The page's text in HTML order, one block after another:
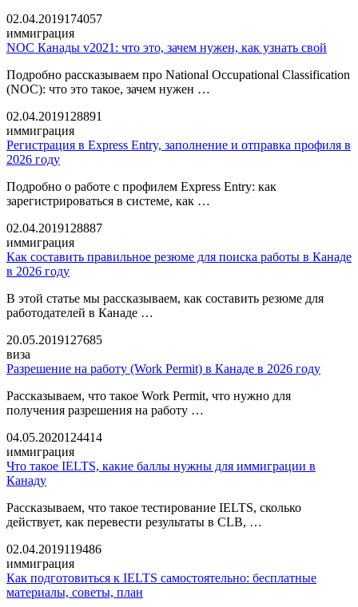
02.04.2019174057
иммиграция
NOC Канады v2021: что это, зачем нужен, как узнать свой
Подробно рассказываем про National Occupational Classification
(NOC): что это такое, зачем нужен …
02.04.2019128891
иммиграция
Регистрация в Express Entry, заполнение и отправка профиля в
2026 году
Подробно о работе с профилем Express Entry: как
зарегистрироваться в системе, как …
02.04.2019128887
иммиграция
Как составить правильное резюме для поиска работы в Канаде
в 2026 году
В этой статье мы рассказываем, как составить резюме для
работодателей в Канаде …
20.05.2019127685
виза
Разрешение на работу (Work Permit) в Канаде в 2026 году
Рассказываем, что такое Work Permit, что нужно для
получения разрешения на работу …
04.05.2020124414
иммиграция
Что такое IELTS, какие баллы нужны для иммиграции в
Канаду
Рассказываем, что такое тестирование IELTS, сколько
действует, как перевести результаты в CLB, …
02.04.2019119486
иммиграция
Как подготовиться к IELTS самостоятельно: бесплатные
материалы, советы, план